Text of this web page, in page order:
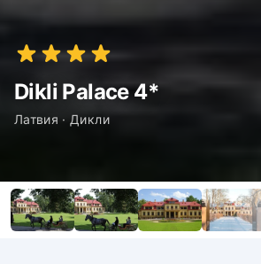
Dikli Palace 4*
Латвия · Дикли